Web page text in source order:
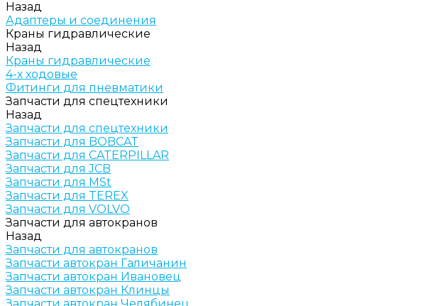
Назад
Адаптеры и соединения
Краны гидравлические
Назад
Краны гидравлические
4-х ходовые
Фитинги для пневматики
Запчасти для спецтехники
Назад
Запчасти для спецтехники
Запчасти для BOBCAT
Запчасти для CATERPILLAR
Запчасти для JCB
Запчасти для MSt
Запчасти для TEREX
Запчасти для VOLVO
Запчасти для автокранов
Назад
Запчасти для автокранов
Запчасти автокран Галичанин
Запчасти автокран Ивановец
Запчасти автокран Клинцы